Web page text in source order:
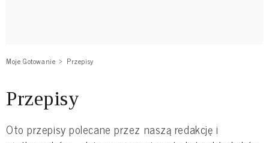
Moje Gotowanie Przepisy
Przepisy
Oto przepisy polecane przez naszą redakcję i